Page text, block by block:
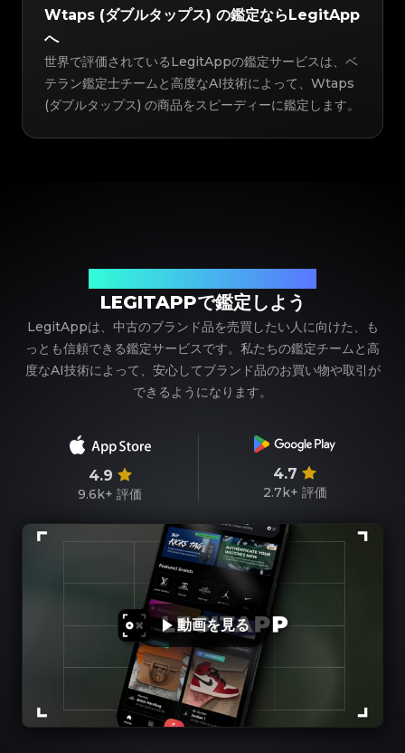
Wtaps (ダブルタップス) の鑑定ならLegitApp
へ
世界で評価されているLegitAppの鑑定サービスは、ベ
テラン鑑定士チームと高度なAI技術によって、Wtaps
(ダブルタップス) の商品をスピーディーに鑑定します。
LEGITAPPで鑑定しよう
LegitAppは、中古のブランド品を売買したい人に向けた、も
っとも信頼できる鑑定サービスです。私たちの鑑定チームと高
度なAI技術によって、安心してブランド品のお買い物や取引が
できるようになります。
4.9
9.6k+ 評価
4.7
2.7k+ 評価
動画を見る